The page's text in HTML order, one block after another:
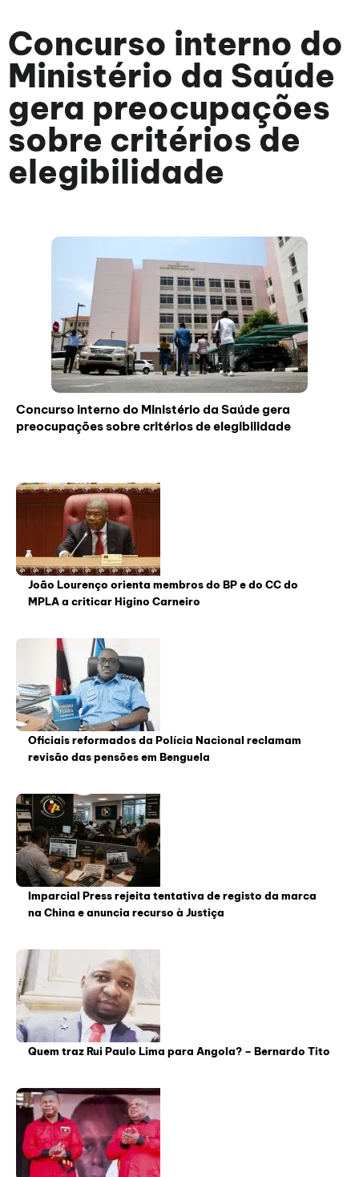
Concurso interno do
Ministério da Saúde
gera preocupações
sobre critérios de
elegibilidade
Concurso interno do Ministério da Saúde gera
preocupações sobre critérios de elegibilidade
João Lourenço orienta membros do BP e do CC do
MPLA a criticar Higino Carneiro
Oficiais reformados da Polícia Nacional reclamam
revisão das pensões em Benguela
Imparcial Press rejeita tentativa de registo da marca
na China e anuncia recurso à Justiça
Quem traz Rui Paulo Lima para Angola? – Bernardo Tito